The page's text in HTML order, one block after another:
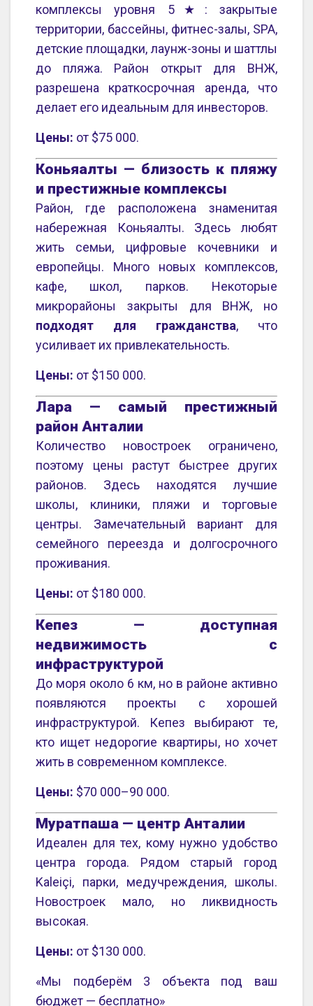
комплексы уровня 5★: закрытые
территории, бассейны, фитнес-залы, SPA,
детские площадки, лаунж-зоны и шаттлы
до пляжа. Район открыт для ВНЖ,
разрешена краткосрочная аренда, что
делает его идеальным для инвесторов.
Цены: от $75 000.
Коньяалты — близость к пляжу
и престижные комплексы
Район, где расположена знаменитая
набережная Коньяалты. Здесь любят
жить семьи, цифровые кочевники и
европейцы. Много новых комплексов,
кафе, школ, парков. Некоторые
микрорайоны закрыты для ВНЖ, но
подходят для гражданства, что
усиливает их привлекательность.
Цены: от $150 000.
Лара — самый престижный
район Анталии
Количество новостроек ограничено,
поэтому цены растут быстрее других
районов. Здесь находятся лучшие
школы, клиники, пляжи и торговые
центры. Замечательный вариант для
семейного переезда и долгосрочного
проживания.
Цены: от $180 000.
Кепез — доступная
недвижимость с
инфраструктурой
До моря около 6 км, но в районе активно
появляются проекты с хорошей
инфраструктурой. Кепез выбирают те,
кто ищет недорогие квартиры, но хочет
жить в современном комплексе.
Цены: $70 000–90 000.
Муратпаша — центр Анталии
Идеален для тех, кому нужно удобство
центра города. Рядом старый город
Kaleiçi, парки, медучреждения, школы.
Новостроек мало, но ликвидность
высокая.
Цены: от $130 000.
«Мы подберём 3 объекта под ваш
бюджет — бесплатно»